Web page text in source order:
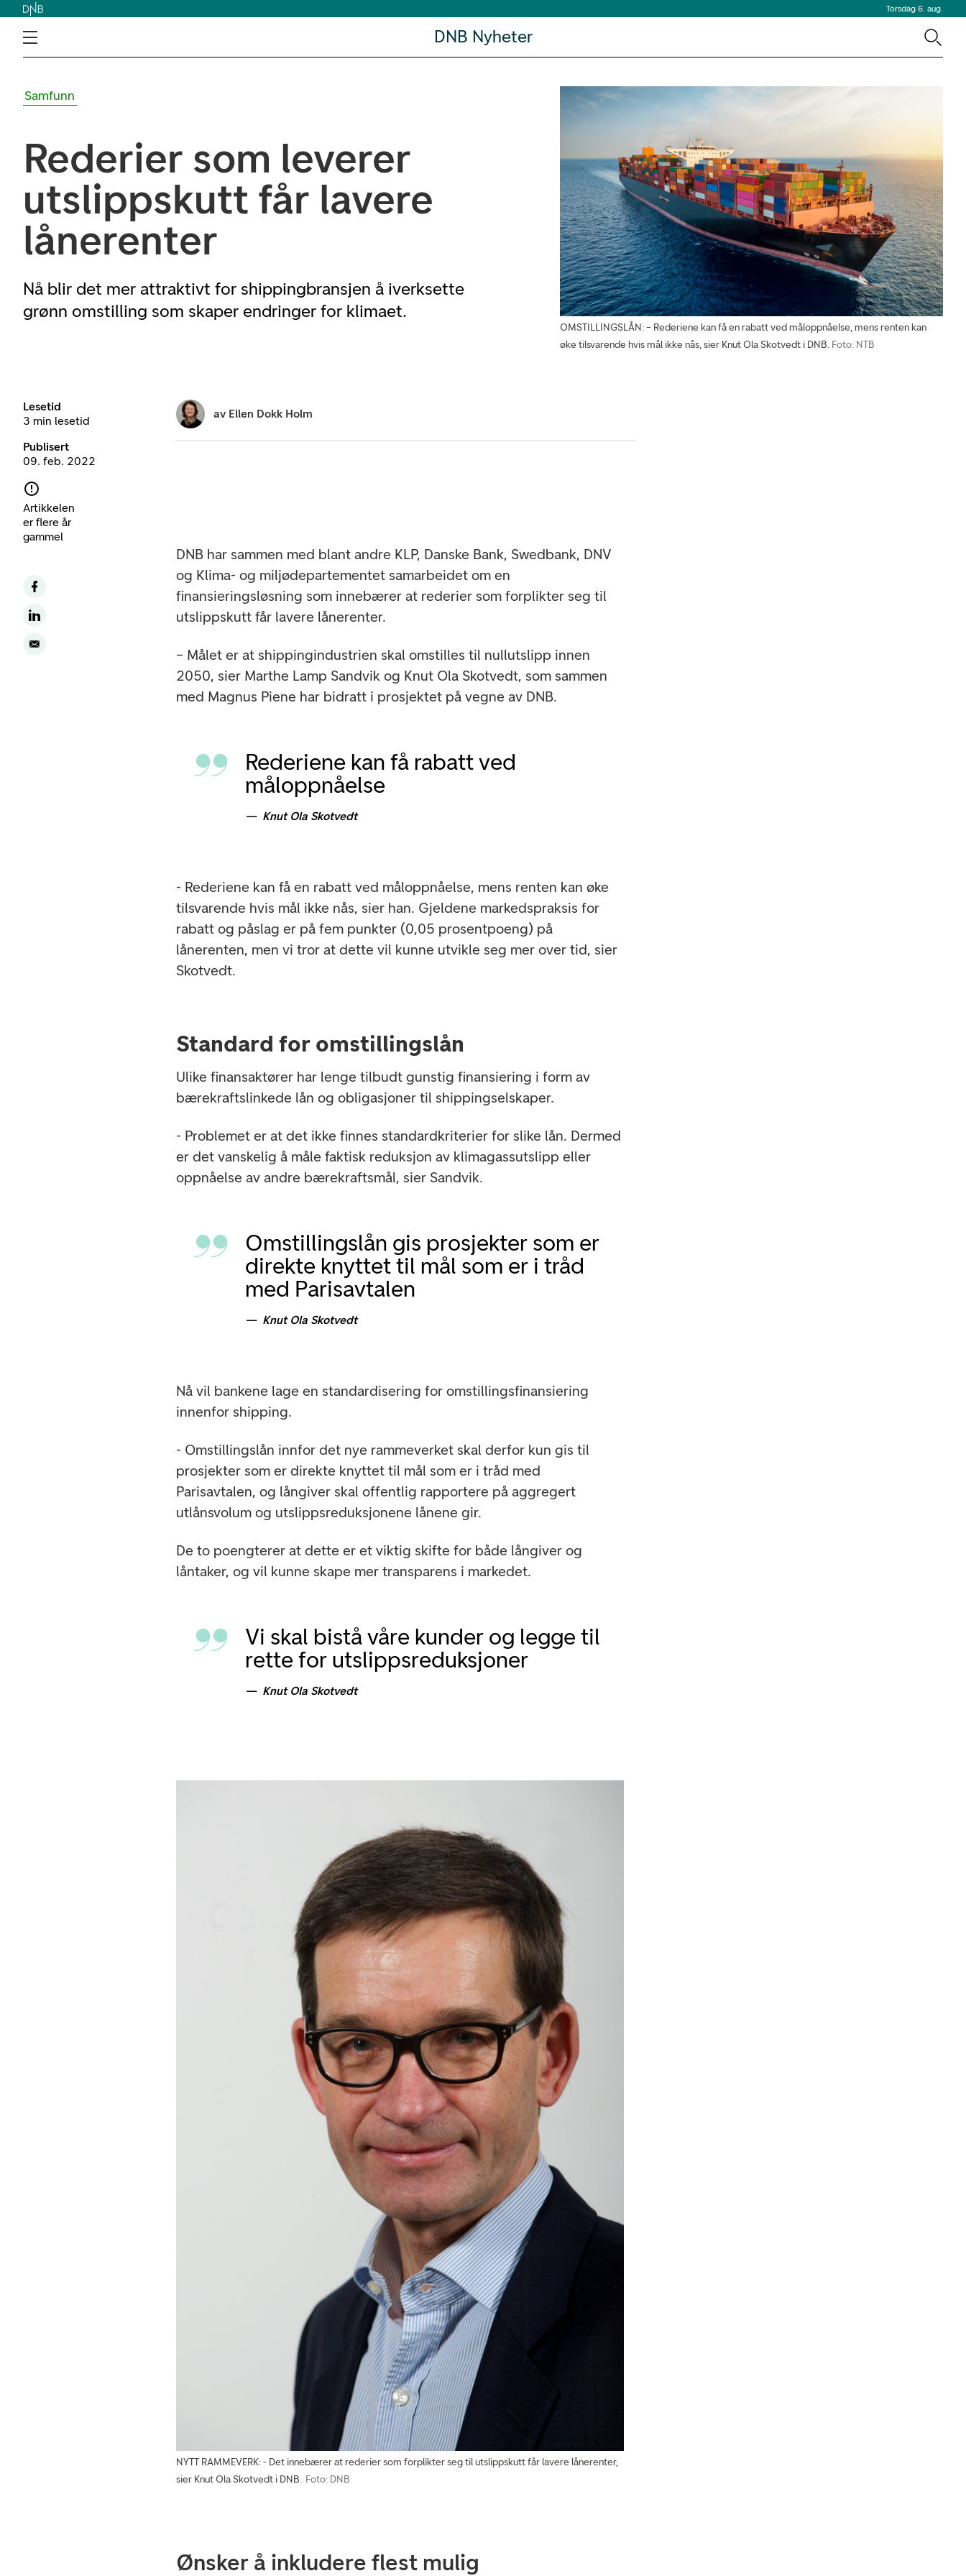
Torsdag 6. aug.
DNB Nyheter
Samfunn
Rederier som leverer
utslippskutt får lavere
lånerenter
Nå blir det mer attraktivt for shippingbransjen å iverksette
grønn omstilling som skaper endringer for klimaet.
OMSTILLINGSLÅN: – Rederiene kan få en rabatt ved måloppnåelse, mens renten kan
øke tilsvarende hvis mål ikke nås, sier Knut Ola Skotvedt i DNB. Foto: NTB
Lesetid
3 min lesetid
Publisert
09. feb. 2022
Artikkelen
er flere år
gammel
av Ellen Dokk Holm
DNB har sammen med blant andre KLP, Danske Bank, Swedbank, DNV
og Klima- og miljødepartementet samarbeidet om en
finansieringsløsning som innebærer at rederier som forplikter seg til
utslippskutt får lavere lånerenter.
– Målet er at shippingindustrien skal omstilles til nullutslipp innen
2050, sier Marthe Lamp Sandvik og Knut Ola Skotvedt, som sammen
med Magnus Piene har bidratt i prosjektet på vegne av DNB.
Rederiene kan få rabatt ved
måloppnåelse
Knut Ola Skotvedt
- Rederiene kan få en rabatt ved måloppnåelse, mens renten kan øke
tilsvarende hvis mål ikke nås, sier han. Gjeldene markedspraksis for
rabatt og påslag er på fem punkter (0,05 prosentpoeng) på
lånerenten, men vi tror at dette vil kunne utvikle seg mer over tid, sier
Skotvedt.
Standard for omstillingslån
Ulike finansaktører har lenge tilbudt gunstig finansiering i form av
bærekraftslinkede lån og obligasjoner til shippingselskaper.
- Problemet er at det ikke finnes standardkriterier for slike lån. Dermed
er det vanskelig å måle faktisk reduksjon av klimagassutslipp eller
oppnåelse av andre bærekraftsmål, sier Sandvik.
Omstillingslån gis prosjekter som er
direkte knyttet til mål som er i tråd
med Parisavtalen
Knut Ola Skotvedt
Nå vil bankene lage en standardisering for omstillingsfinansiering
innenfor shipping.
- Omstillingslån innfor det nye rammeverket skal derfor kun gis til
prosjekter som er direkte knyttet til mål som er i tråd med
Parisavtalen, og långiver skal offentlig rapportere på aggregert
utlånsvolum og utslippsreduksjonene lånene gir.
De to poengterer at dette er et viktig skifte for både långiver og
låntaker, og vil kunne skape mer transparens i markedet.
Vi skal bistå våre kunder og legge til
rette for utslippsreduksjoner
Knut Ola Skotvedt
NYTT RAMMEVERK: - Det innebærer at rederier som forplikter seg til utslippskutt får lavere lånerenter,
sier Knut Ola Skotvedt i DNB. Foto: DNB
Ønsker å inkludere flest mulig